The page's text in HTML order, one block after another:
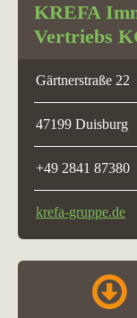
KREFA
Vertriebs
Gärtnerstraße 22
47199 Duisburg
+49 2841 87380
krefa-gruppe.de